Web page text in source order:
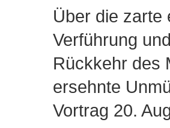
Über die zarte
Verführung
Rückkehr des
ersehnte
Vortrag 20.